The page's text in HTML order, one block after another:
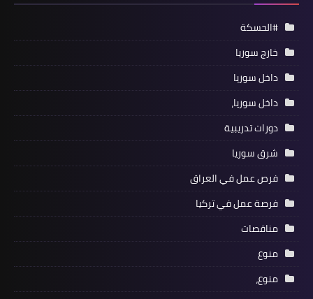
#الحسكة
خارج سوريا
داخل سوريا
داخل سوريا،
دورات تدريبية
شرق سوريا
فرص عمل في العراق
فرصة عمل في تركيا
مناقصات
منوع
منوع،